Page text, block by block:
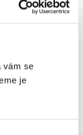
vám se
je